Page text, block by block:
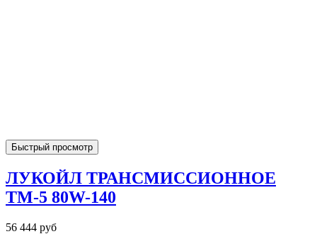
Быстрый просмотр
ЛУКОЙЛ ТРАНСМИССИОННОЕ
ТМ-5 80W-140
56 444 руб